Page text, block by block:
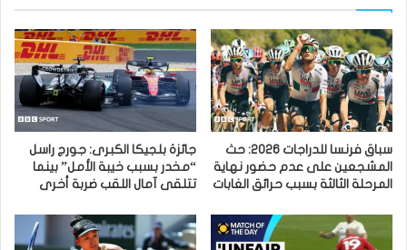
سباق فرنسا للدراجات 2026: حث
المشجعين على عدم حضور نهاية
المرحلة الثالثة بسبب حرائق الغابات
جائزة بلجيكا الكبرى: جورج راسل
“مخدر بسبب خيبة الأمل” بينما
تتلقى آمال اللقب ضربة أخرى